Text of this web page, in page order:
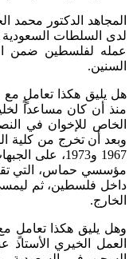
المجاهد الدكتور
لدى السلطات
عمله لفلسطين ضمن
السنين.
هل يليق هكذا تعاملٍ
منذ أن كان مساعداً
الخاص للإخوان في
وبعد أن تخرج من كلية
1967 و1973،
مؤسسي حماس، التي
داخل فلسطين، ثم
الخارج.
وهل يليق هكذا تعاملٍ
العمل الخيري